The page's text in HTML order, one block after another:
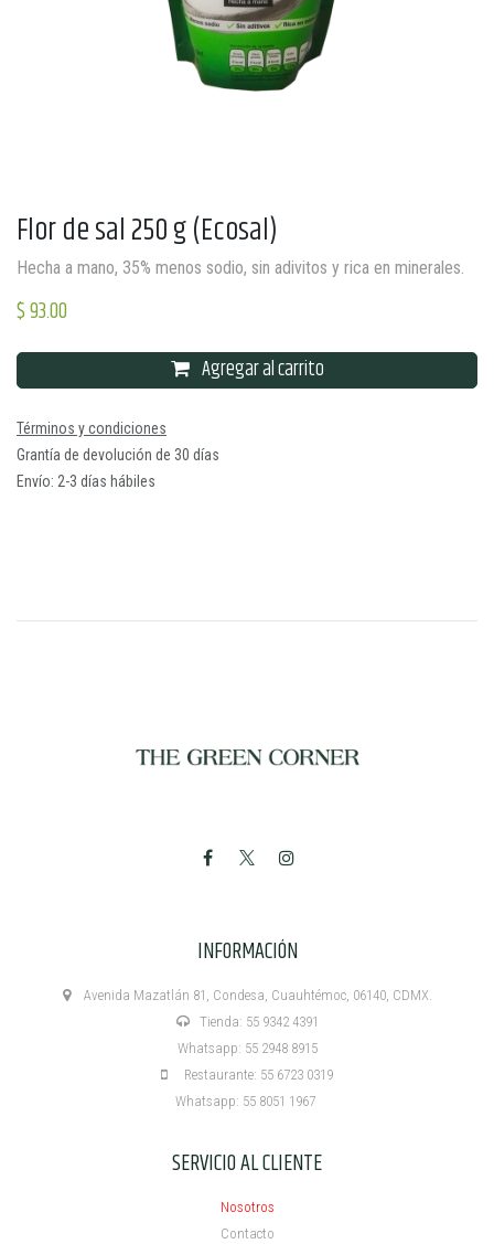
Flor de sal 250 g (Ecosal)
Hecha a mano, 35% menos sodio, sin adivitos y rica en minerales.
$93.00
Agregar al carrito
Términos y condiciones
Grantía de devolución de 30 días
Envío: 2-3 días hábiles
INFORMACIÓN
Avenida Mazatlán 81, Condesa, Cuauhtémoc, 06140, CDMX.
Tienda: 55 9342 4391
Whatsapp: 55 2948 8915
Restaurante: 55 6723 0319
Whatsapp: 55 8051 1967
SERVICIO AL CLIENTE
Nosotros
Contacto